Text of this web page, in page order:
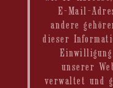
E-Mail-
andere
dieser
unserer
verwaltet und